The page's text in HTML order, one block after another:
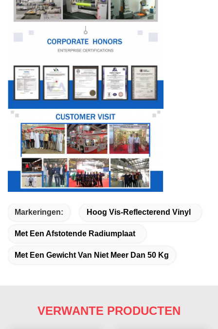
Markeringen: Hoog Vis-Reflecterend Vinyl
Met Een Afstotende Radiumplaat
Met Een Gewicht Van Niet Meer Dan 50 Kg
VERWANTE PRODUCTEN